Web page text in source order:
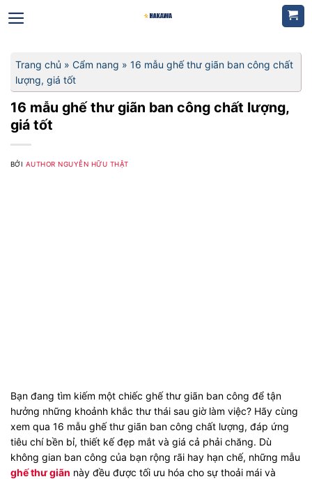
qua
Trang chủ » Cẩm nang » 16 mẫu ghế thư giãn ban công chất
lượng, giá tốt
16 mẫu ghế thư giãn ban công chất lượng,
giá tốt
BỞI AUTHOR NGUYỄN HỮU THẬT
Bạn đang tìm kiếm một chiếc ghế thư giãn ban công để tận
hưởng những khoảnh khắc thư thái sau giờ làm việc? Hãy cùng
xem qua 16 mẫu ghế thư giãn ban công chất lượng, đáp ứng
tiêu chí bền bỉ, thiết kế đẹp mắt và giá cả phải chăng. Dù
không gian ban công của bạn rộng rãi hay hạn chế, những mẫu
ghế thư giãn này đều được tối ưu hóa cho sự thoải mái và